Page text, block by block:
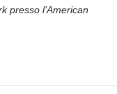
presso l’American